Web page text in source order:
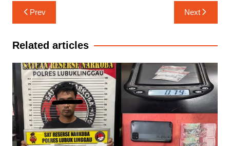
Navigasi
pos
Prev Next
Related articles